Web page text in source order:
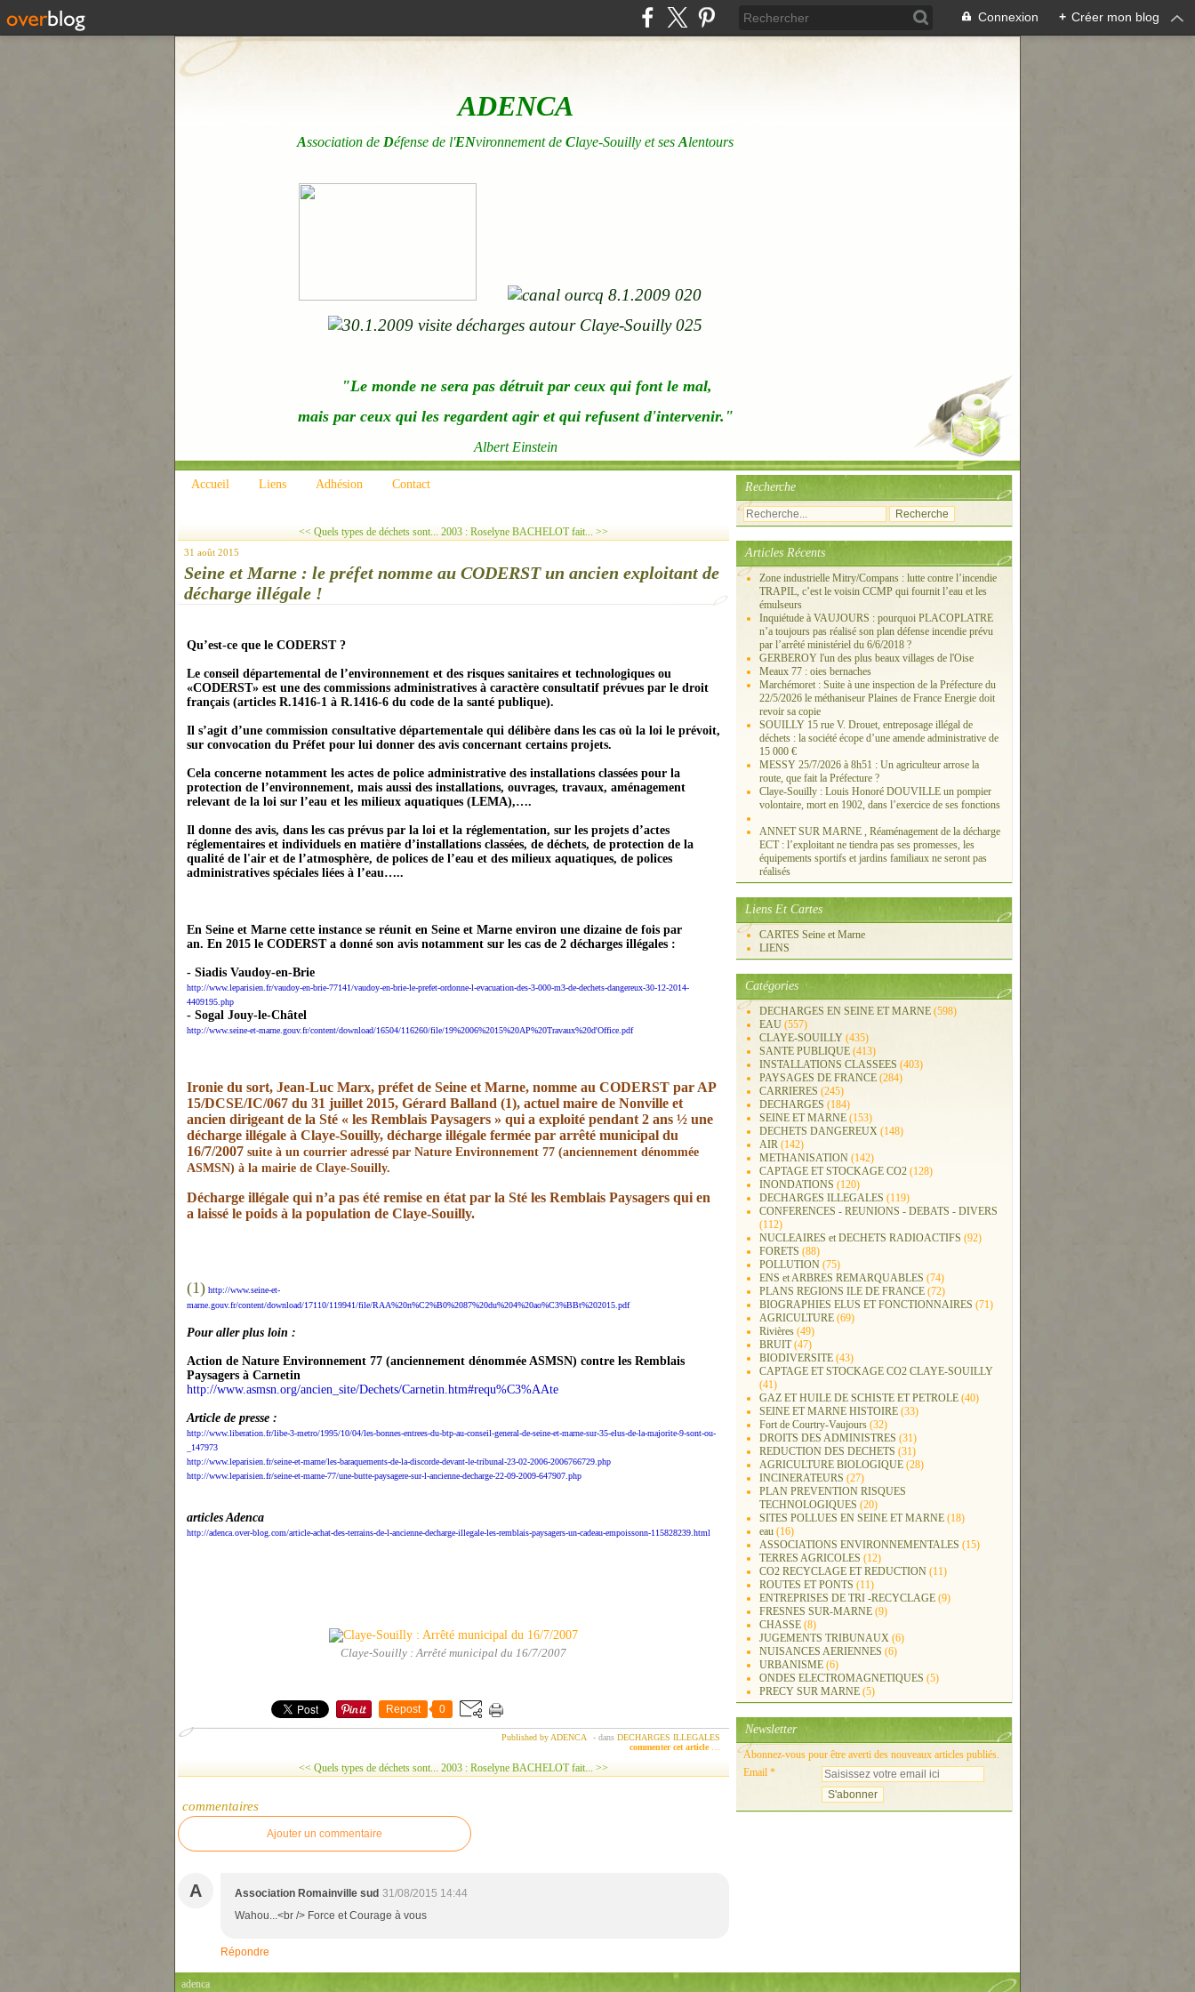
Connexion + Créer mon blog
ADENCA
Association de Défense de l'ENvironnement de Claye-Souilly et ses Alentours
"Le monde ne sera pas détruit par ceux qui font le mal,
mais par ceux qui les regardent agir et qui refusent d'intervenir."
Albert Einstein
Accueil Liens Adhésion Contact
<< Quels types de déchets sont... 2003 : Roselyne BACHELOT fait... >>
31 août 2015
Seine et Marne : le préfet nomme au CODERST un ancien exploitant de
décharge illégale !
Qu’est-ce que le CODERST ?
Le conseil départemental de l’environnement et des risques sanitaires et technologiques ou
«CODERST» est une des commissions administratives à caractère consultatif prévues par le droit
français (articles R.1416-1 à R.1416-6 du code de la santé publique).
Il s’agit d’une commission consultative départementale qui délibère dans les cas où la loi le prévoit,
sur convocation du Préfet pour lui donner des avis concernant certains projets.
Cela concerne notamment les actes de police administrative des installations classées pour la
protection de l’environnement, mais aussi des installations, ouvrages, travaux, aménagement
relevant de la loi sur l’eau et les milieux aquatiques (LEMA),….
Il donne des avis, dans les cas prévus par la loi et la réglementation, sur les projets d’actes
réglementaires et individuels en matière d’installations classées, de déchets, de protection de la
qualité de l'air et de l’atmosphère, de polices de l’eau et des milieux aquatiques, de polices
administratives spéciales liées à l’eau…..
En Seine et Marne cette instance se réunit en Seine et Marne environ une dizaine de fois par
an. En 2015 le CODERST a donné son avis notamment sur les cas de 2 décharges illégales :
- Siadis Vaudoy-en-Brie
http://www.leparisien.fr/vaudoy-en-brie-77141/vaudoy-en-brie-le-prefet-ordonne-l-evacuation-des-3-000-m3-de-dechets-dangereux-30-12-2014-
4409195.php
- Sogal Jouy-le-Châtel
http://www.seine-et-marne.gouv.fr/content/download/16504/116260/file/19%2006%2015%20AP%20Travaux%20d'Office.pdf
Ironie du sort, Jean-Luc Marx, préfet de Seine et Marne, nomme au CODERST par AP
15/DCSE/IC/067 du 31 juillet 2015, Gérard Balland (1), actuel maire de Nonville et
ancien dirigeant de la Sté « les Remblais Paysagers » qui a exploité pendant 2 ans ½ une
décharge illégale à Claye-Souilly, décharge illégale fermée par arrêté municipal du
16/7/2007 suite à un courrier adressé par Nature Environnement 77 (anciennement dénommée
ASMSN) à la mairie de Claye-Souilly.
Décharge illégale qui n’a pas été remise en état par la Sté les Remblais Paysagers qui en
a laissé le poids à la population de Claye-Souilly.
(1) http://www.seine-et-
marne.gouv.fr/content/download/17110/119941/file/RAA%20n%C2%B0%2087%20du%204%20ao%C3%BBt%202015.pdf
Pour aller plus loin :
Action de Nature Environnement 77 (anciennement dénommée ASMSN) contre les Remblais
Paysagers à Carnetin
http://www.asmsn.org/ancien_site/Dechets/Carnetin.htm#requ%C3%AAte
Article de presse :
http://www.liberation.fr/libe-3-metro/1995/10/04/les-bonnes-entrees-du-btp-au-conseil-general-de-seine-et-marne-sur-35-elus-de-la-majorite-9-sont-ou-
_147973
http://www.leparisien.fr/seine-et-marne/les-baraquements-de-la-discorde-devant-le-tribunal-23-02-2006-2006766729.php
http://www.leparisien.fr/seine-et-marne-77/une-butte-paysagere-sur-l-ancienne-decharge-22-09-2009-647907.php
articles Adenca
http://adenca.over-blog.com/article-achat-des-terrains-de-l-ancienne-decharge-illegale-les-remblais-paysagers-un-cadeau-empoissonn-115828239.html
Claye-Souilly : Arrêté municipal du 16/7/2007
Repost 0
Published by ADENCA - dans DECHARGES ILLEGALES
commenter cet article
<< Quels types de déchets sont... 2003 : Roselyne BACHELOT fait... >>
commentaires
Ajouter un commentaire
A Association Romainville sud 31/08/2015 14:44
Wahou...<br /> Force et Courage à vous
Répondre
Recherche
Articles Récents
Zone industrielle Mitry/Compans : lutte contre l’incendie
TRAPIL, c’est le voisin CCMP qui fournit l’eau et les
émulseurs
Inquiétude à VAUJOURS : pourquoi PLACOPLATRE
n’a toujours pas réalisé son plan défense incendie prévu
par l’arrêté ministériel du 6/6/2018 ?
GERBEROY l'un des plus beaux villages de l'Oise
Meaux 77 : oies bernaches
Marchémoret : Suite à une inspection de la Préfecture du
22/5/2026 le méthaniseur Plaines de France Energie doit
revoir sa copie
SOUILLY 15 rue V. Drouet, entreposage illégal de
déchets : la société écope d’une amende administrative de
15 000 €
MESSY 25/7/2026 à 8h51 : Un agriculteur arrose la
route, que fait la Préfecture ?
Claye-Souilly : Louis Honoré DOUVILLE un pompier
volontaire, mort en 1902, dans l’exercice de ses fonctions
ANNET SUR MARNE , Réaménagement de la décharge
ECT : l’exploitant ne tiendra pas ses promesses, les
équipements sportifs et jardins familiaux ne seront pas
réalisés
Liens Et Cartes
CARTES Seine et Marne
LIENS
Catégories
DECHARGES EN SEINE ET MARNE (598)
EAU (557)
CLAYE-SOUILLY (435)
SANTE PUBLIQUE (413)
INSTALLATIONS CLASSEES (403)
PAYSAGES DE FRANCE (284)
CARRIERES (245)
DECHARGES (184)
SEINE ET MARNE (153)
DECHETS DANGEREUX (148)
AIR (142)
METHANISATION (142)
CAPTAGE ET STOCKAGE CO2 (128)
INONDATIONS (120)
DECHARGES ILLEGALES (119)
CONFERENCES - REUNIONS - DEBATS - DIVERS
(112)
NUCLEAIRES et DECHETS RADIOACTIFS (92)
FORETS (88)
POLLUTION (75)
ENS et ARBRES REMARQUABLES (74)
PLANS REGIONS ILE DE FRANCE (72)
BIOGRAPHIES ELUS ET FONCTIONNAIRES (71)
AGRICULTURE (69)
Rivières (49)
BRUIT(47)
BIODIVERSITE (43)
CAPTAGE ET STOCKAGE CO2 CLAYE-SOUILLY
(41)
GAZ ET HUILE DE SCHISTE ET PETROLE (40)
SEINE ET MARNE HISTOIRE (33)
Fort de Courtry-Vaujours (32)
DROITS DES ADMINISTRES (31)
REDUCTION DES DECHETS (31)
AGRICULTURE BIOLOGIQUE (28)
INCINERATEURS (27)
PLAN PREVENTION RISQUES
TECHNOLOGIQUES (20)
SITES POLLUES EN SEINE ET MARNE (18)
eau (16)
ASSOCIATIONS ENVIRONNEMENTALES (15)
TERRES AGRICOLES (12)
CO2 RECYCLAGE ET REDUCTION (11)
ROUTES ET PONTS (11)
ENTREPRISES DE TRI -RECYCLAGE (9)
FRESNES SUR-MARNE (9)
CHASSE (8)
JUGEMENTS TRIBUNAUX (6)
NUISANCES AERIENNES (6)
URBANISME (6)
ONDES ELECTROMAGNETIQUES (5)
PRECY SUR MARNE (5)
Newsletter
Abonnez-vous pour être averti des nouveaux articles publiés.
Email
adenca